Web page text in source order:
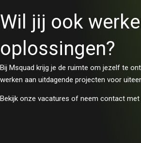
Wil jij ook
oplossingen?
Bij Msquad krijg je de ruimte om jezelf te
werken aan uitdagende projecten voor
Bekijk onze vacatures of neem contact met